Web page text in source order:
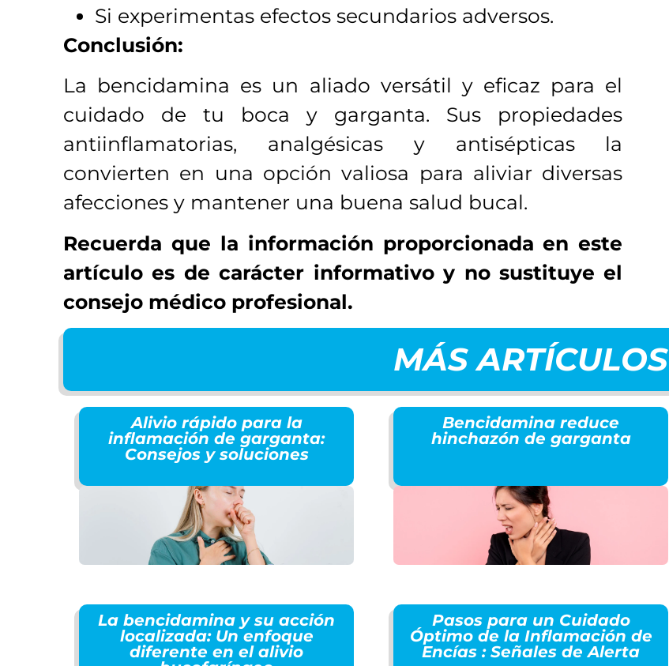
Si experimentas efectos secundarios adversos.
Conclusión:
La bencidamina es un aliado versátil y eficaz para el
cuidado de tu boca y garganta. Sus propiedades
antiinflamatorias, analgésicas y antisépticas la
convierten en una opción valiosa para aliviar diversas
afecciones y mantener una buena salud bucal.
Recuerda que la información proporcionada en este
artículo es de carácter informativo y no sustituye el
consejo médico profesional.
MÁS ARTÍCULOS
Alivio rápido para la
inflamación de garganta:
Consejos y soluciones
Bencidamina reduce
hinchazón de garganta
La bencidamina y su acción
localizada: Un enfoque
diferente en el alivio
Pasos para un Cuidado
Óptimo de la Inflamación de
Encías : Señales de Alerta